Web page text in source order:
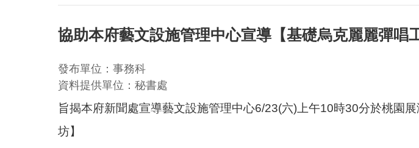
協助本府藝文設施管理中心宣導【基礎烏克麗麗彈唱
發布單位：事務科
資料提供單位：秘書處
旨揭本府新聞處宣導藝文設施管理中心6/23(六)上午10時30分於桃園
坊】